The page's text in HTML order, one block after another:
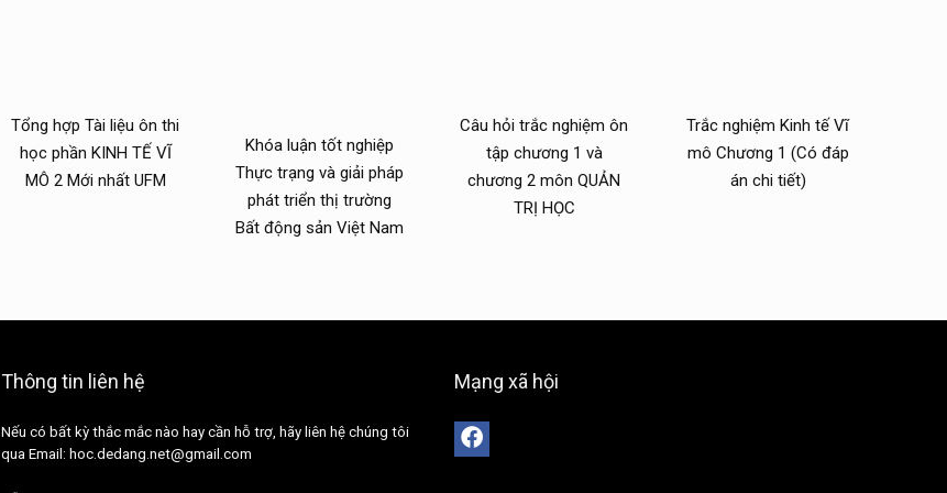
Tổng hợp Tài liệu ôn thi
học phần KINH TẾ VĨ
MÔ 2 Mới nhất UFM
Khóa luận tốt nghiệp
Thực trạng và giải pháp
phát triển thị trường
Bất động sản Việt Nam
Câu hỏi trắc nghiệm ôn
tập chương 1 và
chương 2 môn QUẢN
TRỊ HỌC
Trắc nghiệm Kinh tế Vĩ
mô Chương 1 (Có đáp
án chi tiết)
Thông tin liên hệ
Nếu có bất kỳ thắc mắc nào hay cần hỗ trợ, hãy liên hệ chúng tôi
qua Email: hoc.dedang.net@gmail.com
Mạng xã hội